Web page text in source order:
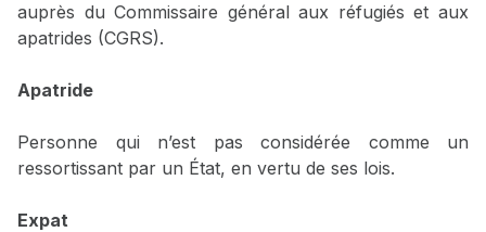
auprès du Commissaire général aux réfugiés et aux
apatrides (CGRS).
Apatride
Personne qui n’est pas considérée comme un
ressortissant par un État, en vertu de ses lois.
Expat